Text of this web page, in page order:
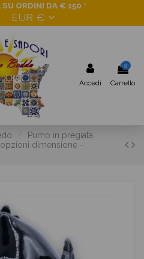
ORDINI DA € 150 *
EUR €
Accedi
0
Carrello
Pumo in pregiata
dimensione -